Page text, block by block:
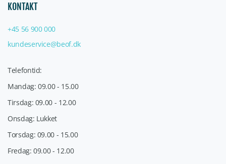
KONTAKT
+45 56 900 000
kundeservice@beof.dk
Telefontid:
Mandag: 09.00 - 15.00
Tirsdag: 09.00 - 12.00
Onsdag: Lukket
Torsdag: 09.00 - 15.00
Fredag: 09.00 - 12.00